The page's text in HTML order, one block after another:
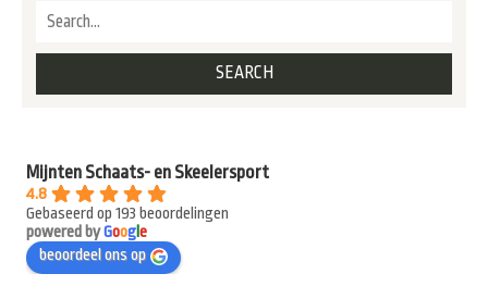
Mijnten Schaats- en Skeelersport
4.8
Gebaseerd op 193 beoordelingen
powered byGoogle
beoordeel ons op